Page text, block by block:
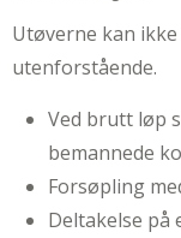
Utøverne kan
utenforstående.
Ved brutt løp
bemannede
Forsøpling
Deltakelse på